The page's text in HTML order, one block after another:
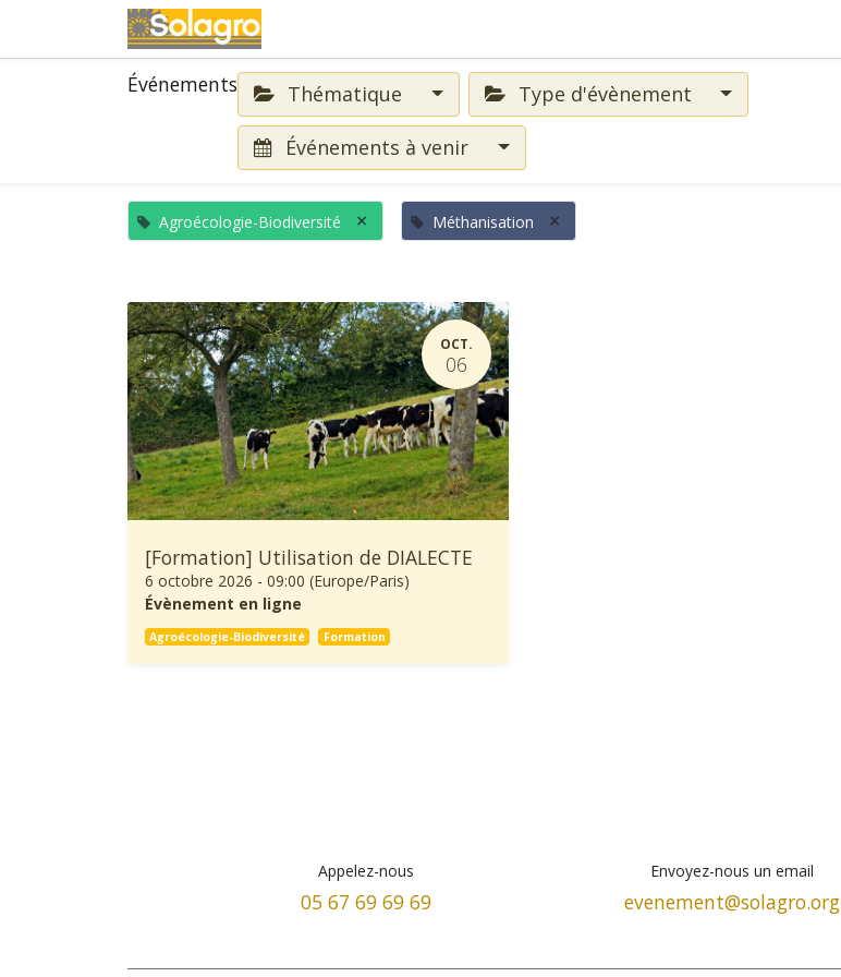
Événements Thématique Type d'évènement
Événements à venir
Agroécologie-Biodiversité × Méthanisation ×
OCT.
06
[Formation] Utilisation de DIALECTE
6 octobre 2026 - 09:00 (Europe/Paris)
Évènement en ligne
Agroécologie-Biodiversité Formation
Appelez-nous
05 67 69 69 69
Envoyez-nous un email
evenement@solagro.org